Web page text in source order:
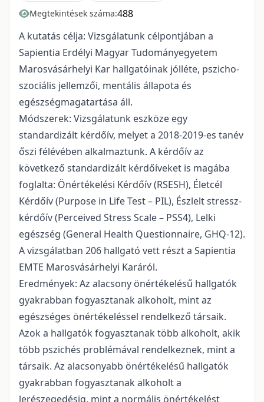
Megtekintések száma:488
A kutatás célja: Vizsgálatunk célpontjában a
Sapientia Erdélyi Magyar Tudományegyetem
Marosvásárhelyi Kar hallgatóinak jólléte, pszicho-
szociális jellemzői, mentális állapota és
egészségmagatartása áll.
Módszerek: Vizsgálatunk eszköze egy
standardizált kérdőív, melyet a 2018-2019-es tanév
őszi félévében alkalmaztunk. A kérdőív az
következő standardizált kérdőíveket is magába
foglalta: Önértékelési Kérdőív (RSESH), Életcél
Kérdőív (Purpose in Life Test – PIL), Észlelt stressz-
kérdőív (Perceived Stress Scale – PSS4), Lelki
egészség (General Health Questionnaire, GHQ-12).
A vizsgálatban 206 hallgató vett részt a Sapientia
EMTE Marosvásárhelyi Karáról.
Eredmények: Az alacsony önértékelésű hallgatók
gyakrabban fogyasztanak alkoholt, mint az
egészséges önértékeléssel rendelkező társaik.
Azok a hallgatók fogyasztanak több alkoholt, akik
több pszichés problémával rendelkeznek, mint a
társaik. Az alacsonyabb önértékelésű hallgatók
gyakrabban fogyasztanak alkoholt a
lerészegedésig, mint a normális önértékelést